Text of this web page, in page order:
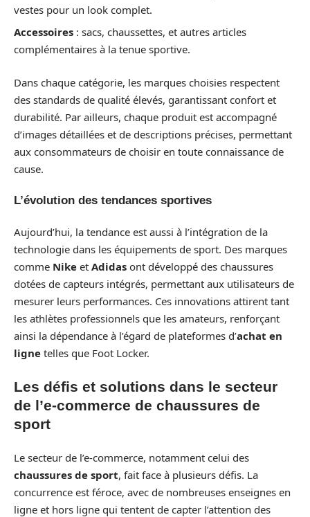
vestes pour un look complet.
Accessoires : sacs, chaussettes, et autres articles
complémentaires à la tenue sportive.
Dans chaque catégorie, les marques choisies respectent
des standards de qualité élevés, garantissant confort et
durabilité. Par ailleurs, chaque produit est accompagné
d’images détaillées et de descriptions précises, permettant
aux consommateurs de choisir en toute connaissance de
cause.
L’évolution des tendances sportives
Aujourd’hui, la tendance est aussi à l’intégration de la
technologie dans les équipements de sport. Des marques
comme Nike et Adidas ont développé des chaussures
dotées de capteurs intégrés, permettant aux utilisateurs de
mesurer leurs performances. Ces innovations attirent tant
les athlètes professionnels que les amateurs, renforçant
ainsi la dépendance à l’égard de plateformes d’achat en
ligne telles que Foot Locker.
Les défis et solutions dans le secteur
de l’e-commerce de chaussures de
sport
Le secteur de l’e-commerce, notamment celui des
chaussures de sport, fait face à plusieurs défis. La
concurrence est féroce, avec de nombreuses enseignes en
ligne et hors ligne qui tentent de capter l’attention des